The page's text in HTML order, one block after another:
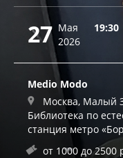
27 Мая
2026
19:30
Medio Modo
Москва, Малый
Библиотека по
станция метро
от 1000 до 2500